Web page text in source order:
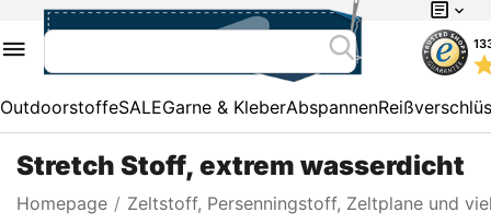
OutdoorstoffeSALEGarne & KleberAbspannen
Stretch Stoff, extrem wasserdicht
Homepage / Zeltstoff, Persenningstoff, Zeltplane und